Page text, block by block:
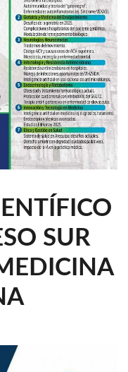
SUR